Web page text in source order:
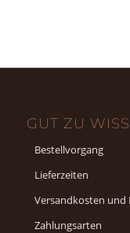
GUT ZU
Bestellvorgang
Lieferzeiten
Versandkosten
Zahlungsarten